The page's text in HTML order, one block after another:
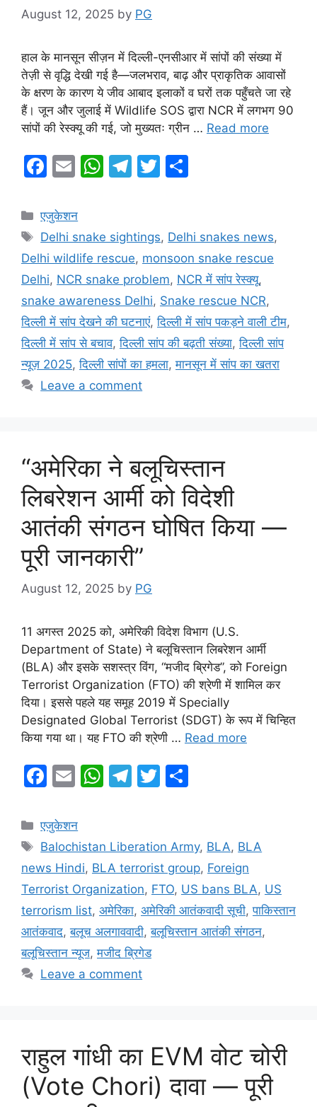
August 12, 2025 by PG
हाल के मानसून सीज़न में दिल्ली-एनसीआर में सांपों की संख्या में
तेज़ी से वृद्धि देखी गई है—जलभराव, बाढ़ और प्राकृतिक आवासों
के क्षरण के कारण ये जीव आबाद इलाकों व घरों तक पहुँचते जा रहे
हैं। जून और जुलाई में Wildlife SOS द्वारा NCR में लगभग 90
सांपों की रेस्क्यू की गई, जो मुख्यतः ग्रीन … Read more
F
c
e
b
o
o
k
E
ai
l
W
s
A
p
p
T
gr
a
m
T
er e
Categories
एजुकेशन
Tags
Delhi snake sightings, Delhi snakes news,
Delhi wildlife rescue, monsoon snake rescue
Delhi, NCR snake problem, NCR में सांप रेस्क्यू,
snake awareness Delhi, Snake rescue NCR,
दिल्ली में सांप देखने की घटनाएं,दिल्ली में सांप पकड़ने वाली टीम,
दिल्ली में सांप से बचाव,दिल्ली सांप की बढ़ती संख्या,दिल्ली सांप
न्यूज़ 2025,दिल्ली सांपों का हमला,मानसून में सांप का खतरा
Leave a comment
“अमेरिका ने बलूचिस्तान
लिबरेशन आर्मी को विदेशी
आतंकी संगठन घोषित किया —
पूरी जानकारी”
August 12, 2025 by PG
11 अगस्त 2025 को, अमेरिकी विदेश विभाग (U.S.
Department of State) ने बलूचिस्तान लिबरेशन आर्मी
(BLA) और इसके सशस्त्र विंग, “मजीद ब्रिगेड”, को Foreign
Terrorist Organization (FTO) की श्रेणी में शामिल कर
दिया। इससे पहले यह समूह 2019 में Specially
Designated Global Terrorist (SDGT) के रूप में चिन्हित
किया गया था। यह FTO की श्रेणी … Read more
F
c
e
b
o
o
k
E
ai
l
W
s
A
p
p
T
gr
a
m
T
er e
Categories
एजुकेशन
Tags
Balochistan Liberation Army, BLA, BLA
news Hindi, BLA terrorist group, Foreign
Terrorist Organization, FTO, US bans BLA, US
terrorism list, अमेरिका, अमेरिकी आतंकवादी सूची,पाकिस्तान
आतंकवाद,बलूच अलगाववादी,बलूचिस्तान आतंकी संगठन,
बलूचिस्तान न्यूज,मजीद ब्रिगेड
Leave a comment
राहुल गांधी का EVM वोट चोरी
(Vote Chori) दावा — पूरी